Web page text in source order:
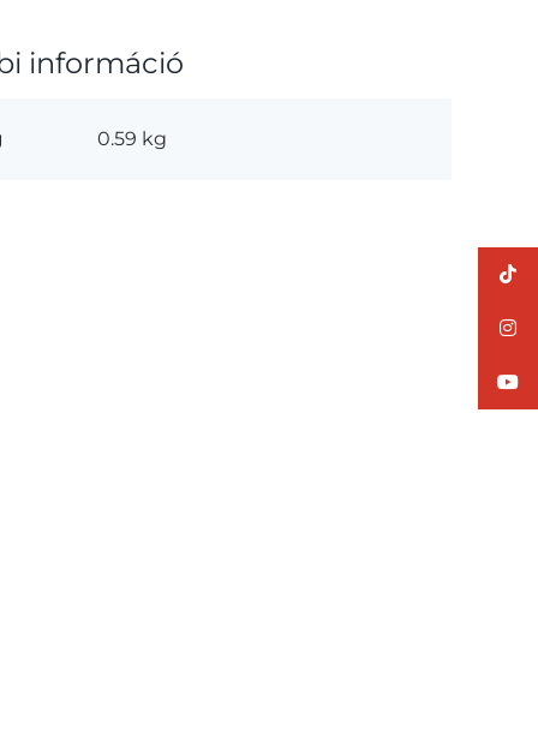
információ
0.59 kg